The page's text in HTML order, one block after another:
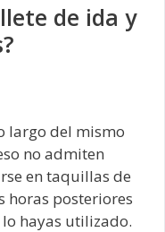
de ida y
largo del mismo
no admiten
en taquillas de
horas posteriores
hayas utilizado.